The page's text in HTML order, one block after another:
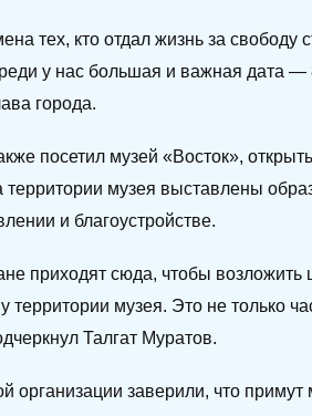
тех, кто отдал жизнь за
у нас большая и важная дата
города.
посетил музей «Восток»,
территории музея выставлены
и благоустройстве.
приходят сюда, чтобы
территории музея. Это не только
Талгат Муратов.
организации заверили, что